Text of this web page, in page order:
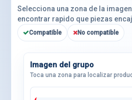
Selecciona una zona de la
encontrar rapido que piezas
Compatible No compatible
Imagen del grupo
Toca una zona para localizar